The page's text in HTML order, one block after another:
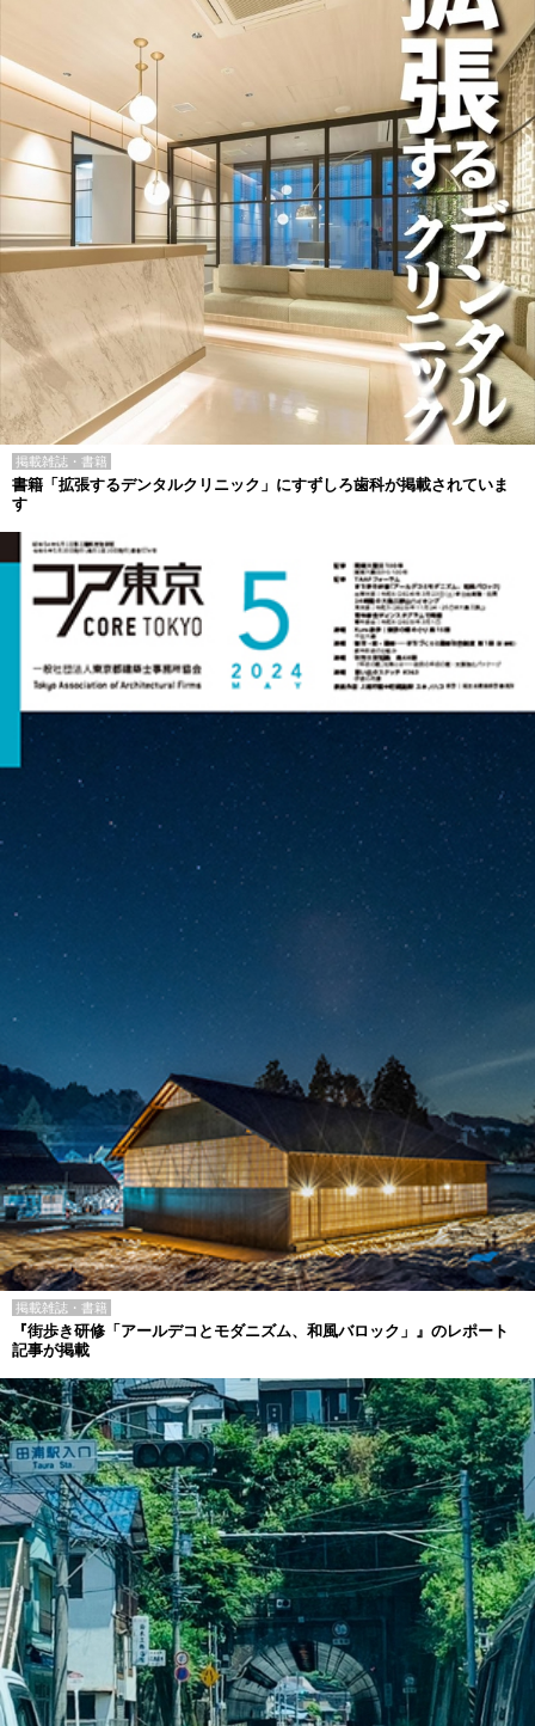
掲載雑誌・書籍
書籍「拡張するデンタルクリニック」にすずしろ歯科が掲載されていま
す
掲載雑誌・書籍
『街歩き研修「アールデコとモダニズム、和風バロック」』のレポート
記事が掲載